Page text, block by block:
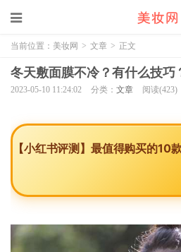
当前位置： 美妆网 > 文章 > 正文
冬天敷面膜不冷？有什么技巧
2023-05-10 11:24:02 分类： 文章 阅读(423)
【小红书评测】最值得购买的10